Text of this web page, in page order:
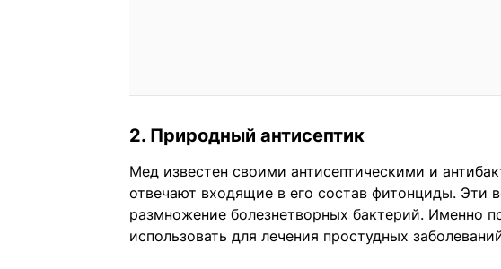
2. Природный антисептик
Мед известен своими антисептическими и
отвечают входящие в его состав фитонциды. Эти
размножение болезнетворных бактерий. Именно
использовать для лечения простудных